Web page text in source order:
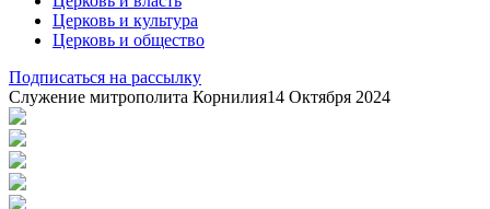
Церковь и культура
Церковь и общество
Подписаться на рассылку
Служение митрополита Корнилия14 Октября 2024